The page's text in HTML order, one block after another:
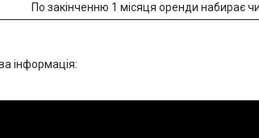
По закінченню 1 місяця оренди набирає
інформація: